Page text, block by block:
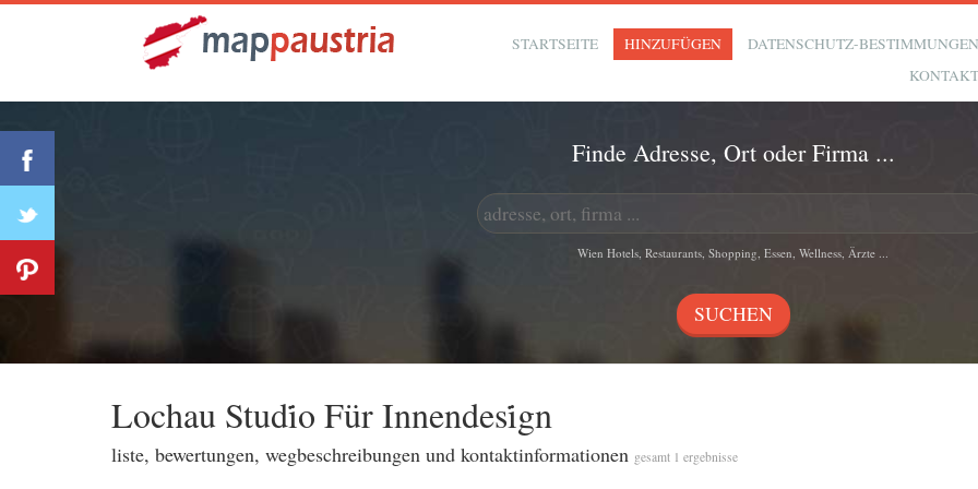
STARTSEITE HINZUFÜGEN
DATENSCHUTZ-
Finde Adresse, Ort oder Firma ...
Wien Hotels, Restaurants, Shopping, Essen, Wellness, Ärzte ...
Lochau Studi̇o Für Innendesi̇gn
liste, bewertungen, wegbeschreibungen und kontaktinformationen gesamt 1 ergebnisse